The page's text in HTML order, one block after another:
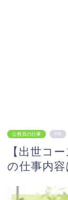
公務員の仕事 PR
【出世コ
の仕事内